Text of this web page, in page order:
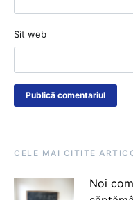
Sit web
CELE MAI CITITE
Noi